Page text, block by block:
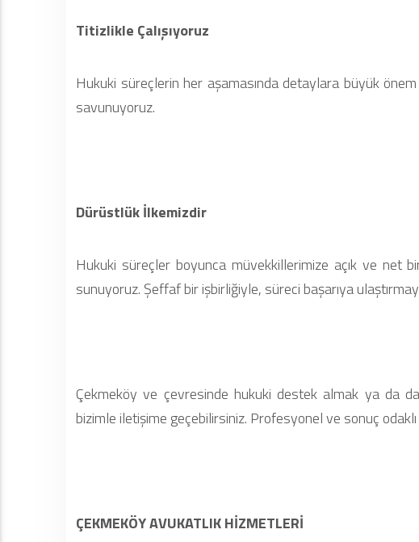
Titizlikle Çalışıyoruz
Hukuki süreçlerin her aşamasında detaylara büyük
savunuyoruz.
Dürüstlük İlkemizdir
Hukuki süreçler boyunca müvekkillerimize açık ve net
sunuyoruz. Şeffaf bir işbirliğiyle, süreci başarıya
Çekmeköy ve çevresinde hukuki destek almak ya da
bizimle iletişime geçebilirsiniz. Profesyonel ve sonuç odaklı
ÇEKMEKÖY AVUKATLIK HİZMETLERİ